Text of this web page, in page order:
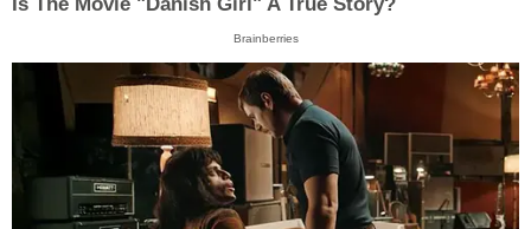
Is The Movie "Danish Girl" A True Story?
Brainberries